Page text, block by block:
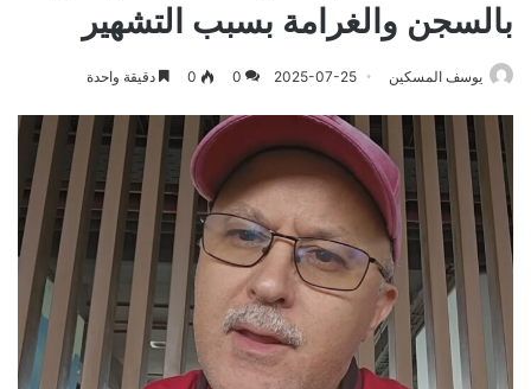
بالسجن والغرامة بسبب التشهير
يوسف المسكين 2025-07-25
0
0 دقيقة واحدة